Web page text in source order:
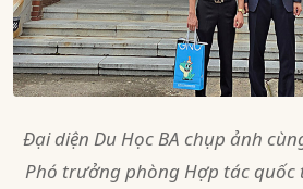
Đại diện Du Học BA chụp ảnh
Phó trưởng phòng Hợp tác quốc